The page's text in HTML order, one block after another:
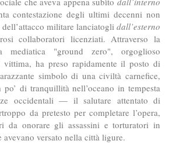
contestazione degli ultimi decenni non
militare lanciatogli dall’esterno
collaboratori licenziati. Attraverso la
mediatica "ground zero", orgoglioso
ha preso rapidamente il posto di
simbolo di una civiltà carnefice,
di tranquillità nell’oceano in tempesta
occidentali — il salutare attentato di
da pretesto per completare l’opera,
da onorare gli assassini e torturatori in
avevano versato nella città ligure.